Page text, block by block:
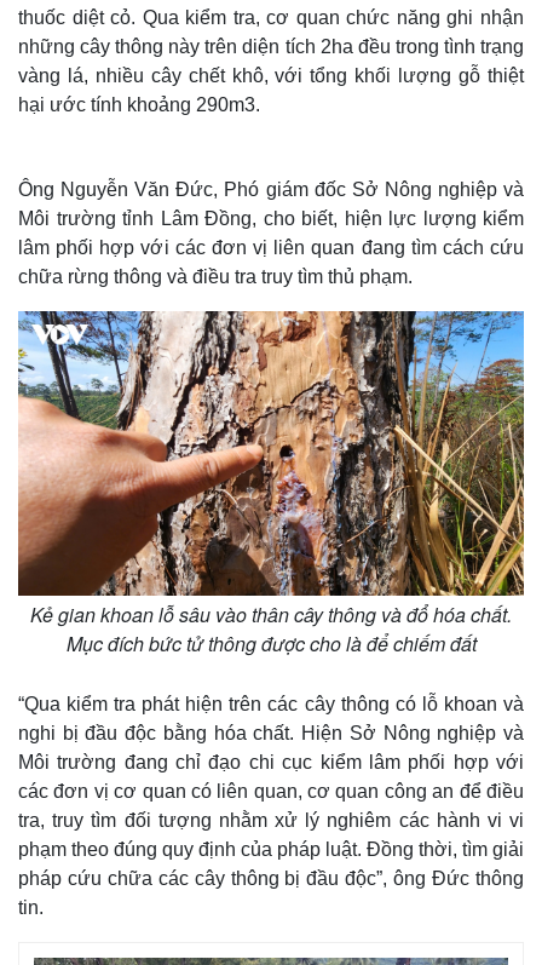
Thế giới
Cuộc sống đó đây
Hồ sơ
Multimedia
Ảnh
E-Magazine
Infographic
thuốc diệt cỏ. Qua kiểm tra, cơ quan chức năng ghi nhận
những cây thông này trên diện tích 2ha đều trong tình trạng
vàng lá, nhiều cây chết khô, với tổng khối lượng gỗ thiệt
hại ước tính khoảng 290m3.
Ông Nguyễn Văn Đức, Phó giám đốc Sở Nông nghiệp và
Môi trường tỉnh Lâm Đồng, cho biết, hiện lực lượng kiểm
lâm phối hợp với các đơn vị liên quan đang tìm cách cứu
chữa rừng thông và điều tra truy tìm thủ phạm.
Kẻ gian khoan lỗ sâu vào thân cây thông và đổ hóa chất.
Mục đích bức tử thông được cho là để chiếm đất
“Qua kiểm tra phát hiện trên các cây thông có lỗ khoan và
nghi bị đầu độc bằng hóa chất. Hiện Sở Nông nghiệp và
Môi trường đang chỉ đạo chi cục kiểm lâm phối hợp với
các đơn vị cơ quan có liên quan, cơ quan công an để điều
tra, truy tìm đối tượng nhằm xử lý nghiêm các hành vi vi
phạm theo đúng quy định của pháp luật. Đồng thời, tìm giải
pháp cứu chữa các cây thông bị đầu độc”, ông Đức thông
tin.